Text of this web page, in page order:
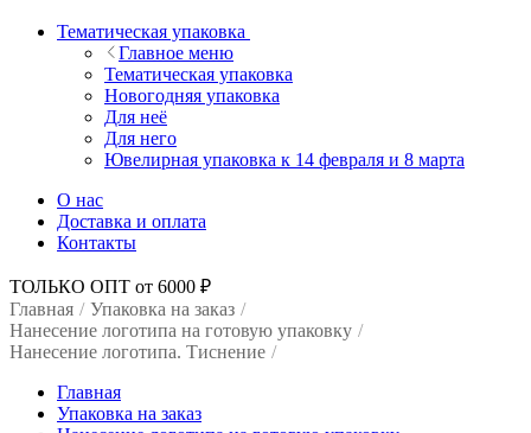
Тематическая упаковка
Главное меню
Тематическая упаковка
Новогодняя упаковка
Для неё
Для него
Ювелирная упаковка к 14 февраля и 8 марта
О нас
Доставка и оплата
Контакты
ТОЛЬКО ОПТ от 6000 ₽
Главная / Упаковка на заказ /
Нанесение логотипа на готовую упаковку /
Нанесение логотипа. Тиснение /
Главная
Упаковка на заказ